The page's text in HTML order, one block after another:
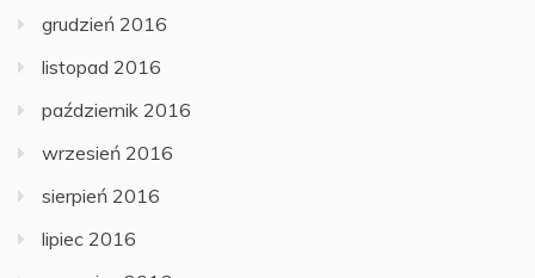
grudzień 2016
listopad 2016
październik 2016
wrzesień 2016
sierpień 2016
lipiec 2016